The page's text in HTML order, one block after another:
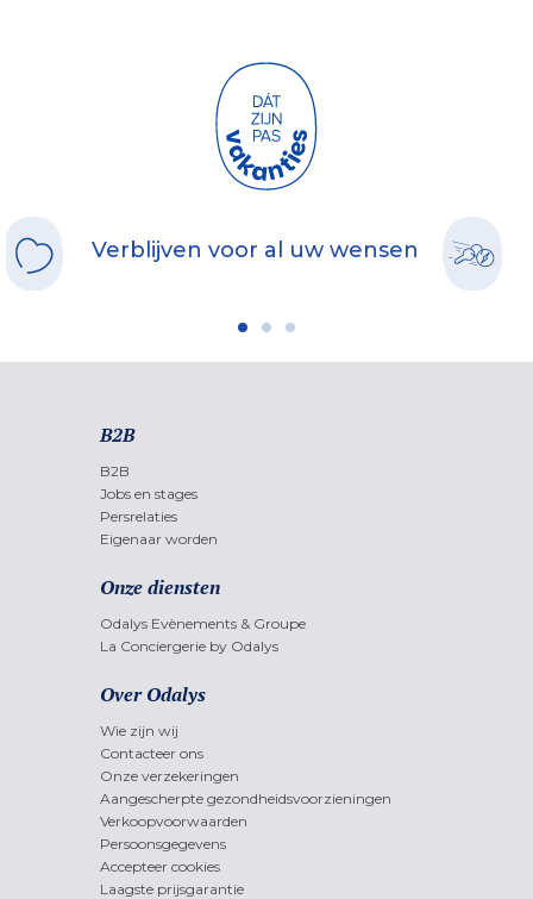
Verblijven voor al uw wensen
B2B
B2B
Jobs en stages
Persrelaties
Eigenaar worden
Onze diensten
Odalys Evènements & Groupe
La Conciergerie by Odalys
Over Odalys
Wie zijn wij
Contacteer ons
Onze verzekeringen
Aangescherpte gezondheidsvoorzieningen
Verkoopvoorwaarden
Persoonsgegevens
Accepteer cookies
Laagste prijsgarantie